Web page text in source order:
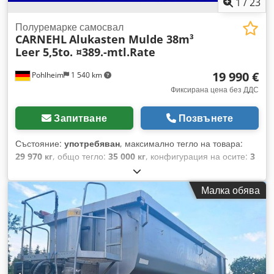
Pohlheim 1 540 km
Полуремарке самосвал
CARNEHLAlukasten Mulde 38m³
Leer 5,5to. ¤389.-mtl.Rate
19 990 €
Фиксирана цена без ДДС
Запитване Позвънете
Състояние: употребяван, максимално тегло на товара:
29 970 кг, общо тегло: 35 000 кг, конфигурация на осите: 3
07/2019
пространство:8 300 мм, ширина на товарното
пространство:
2 310 мм , височина на товарното
пространство:1 970 мм, обем на товарното пространство:
38 m³, Оборудване:ABS
, НОМЕР НА ПРЕВОЗНОТО
СРЕДСТВО: 2977 ----* Външно оборудване: * Рама от
стомана * Задна врата с уплътнение, монтирана отгоре *
Допълнителни заключващи механизми за задната врата *
Малка обява